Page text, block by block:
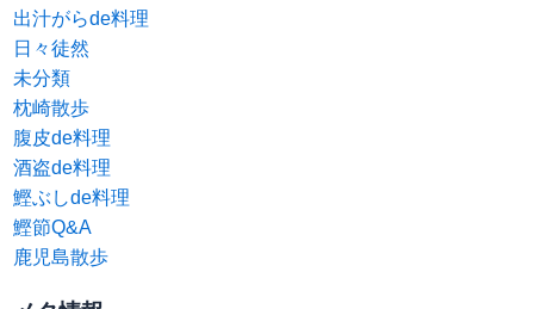
出汁がらde料理
日々徒然
未分類
枕崎散歩
腹皮de料理
酒盗de料理
鰹ぶしde料理
鰹節Q&A
鹿児島散歩